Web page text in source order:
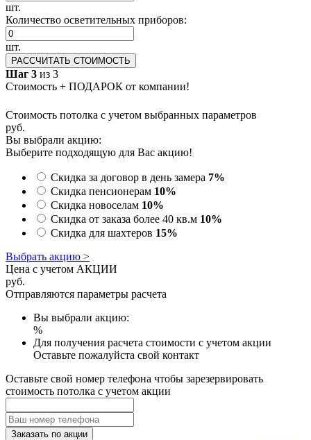
шт.
Количество осветительных приборов:
шт.
РАССЧИТАТЬ СТОИМОСТЬ
Шаг 3 из 3
Стоимость + ПОДАРОК от компании!
Стоимость потолка с учетом выбранных параметров
руб.
Вы выбрали акцию:
Выберите подходящую для Вас акцию!
Скидка за договор в день замера 7%
Скидка пенсионерам 10%
Скидка новоселам 10%
Скидка от заказа более 40 кв.м 10%
Скидка для шахтеров 15%
Выбрать акцию >
Цена с учетом АКЦИИ
руб.
Отправляются параметры расчета
Вы выбрали акцию:
%
Для получения расчета стоимости с учетом акции
Оставьте пожалуйста свой контакт
Оставьте свой номер телефона чтобы зарезервировать
стоимость потолка с учетом акции
Заказать по акции